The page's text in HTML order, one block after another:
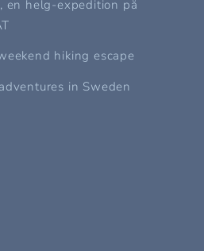
en helg-expedition på
hiking escape
in Sweden